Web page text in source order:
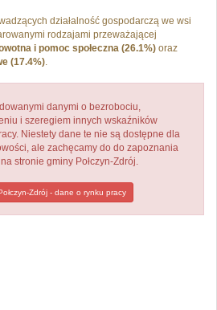
działalność gospodarczą we wsi
rodzajami przeważającej
i pomoc społeczna (26.1%) oraz
(17.4%).
danymi o bezrobociu,
i szeregiem innych wskaźników
Niestety dane te nie są dostępne dla
ale zachęcamy do do zapoznania
stronie gminy Połczyn-Zdrój.
Zdrój - dane o rynku pracy